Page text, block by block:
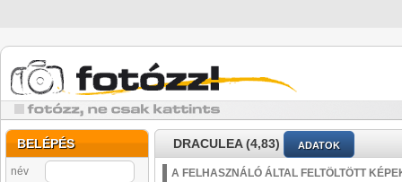
BELÉPÉS
név
DRACULEA (4,83) ADATOK
A FELHASZNÁLÓ ÁLTAL FELTÖLTÖTT